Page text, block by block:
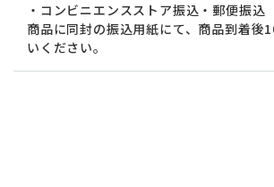
・コンビニエンスストア振込・郵便振込
商品に同封の振込用紙にて、商品到着後
いください。